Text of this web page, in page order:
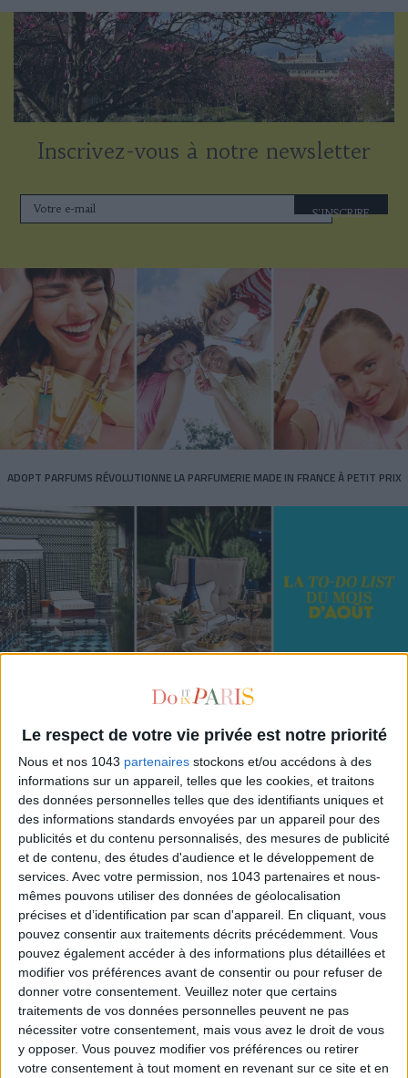
Le respect de votre vie privée est notre priorité
Nous et nos 1043 partenaires stockons et/ou accédons à des
informations sur un appareil, telles que les cookies, et traitons
des données personnelles telles que des identifiants uniques et
des informations standards envoyées par un appareil pour des
publicités et du contenu personnalisés, des mesures de publicité
et de contenu, des études d'audience et le développement de
services. Avec votre permission, nos 1043 partenaires et nous-
mêmes pouvons utiliser des données de géolocalisation
précises et d’identification par scan d'appareil. En cliquant, vous
pouvez consentir aux traitements décrits précédemment. Vous
pouvez également accéder à des informations plus détaillées et
modifier vos préférences avant de consentir ou pour refuser de
donner votre consentement. Veuillez noter que certains
traitements de vos données personnelles peuvent ne pas
nécessiter votre consentement, mais vous avez le droit de vous
y opposer. Vous pouvez modifier vos préférences ou retirer
votre consentement à tout moment en revenant sur ce site et en
Inscrivez-vous à notre newsletter
S'INSCRIRE
ADOPT PARFUMS RÉVOLUTIONNE LA PARFUMERIE MADE IN FRANCE À PETIT PRIX
LES SPF 50 QUI DONNENT ENVIE DE SE TARTINER